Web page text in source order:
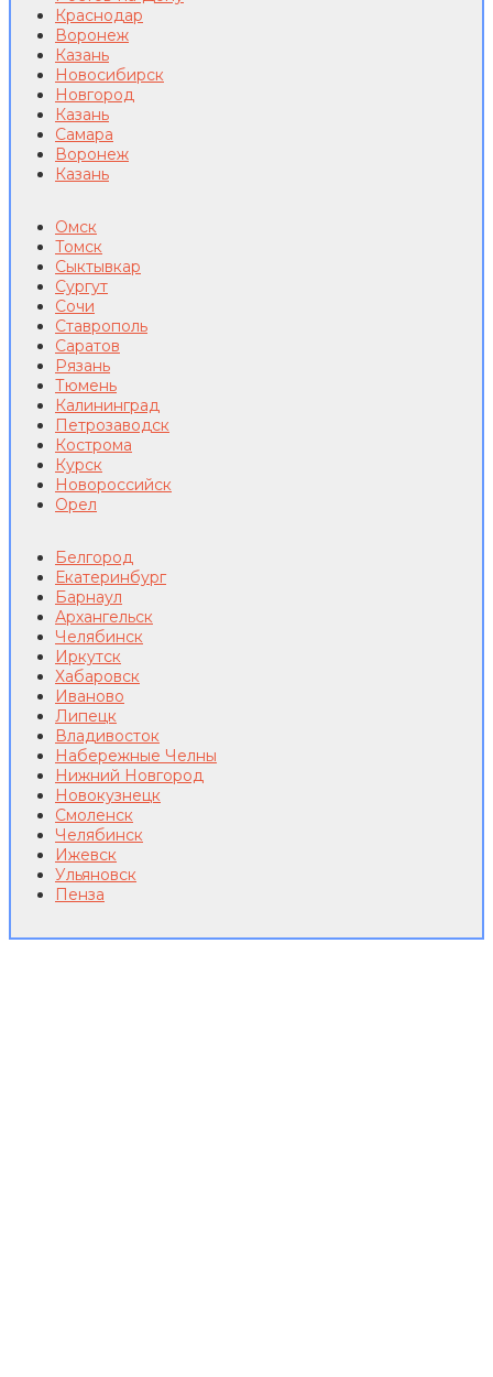
Краснодар
Воронеж
Казань
Новосибирск
Новгород
Казань
Самара
Воронеж
Казань
Омск
Томск
Сыктывкар
Сургут
Сочи
Ставрополь
Саратов
Рязань
Тюмень
Калининград
Петрозаводск
Кострома
Курск
Новороссийск
Орел
Белгород
Екатеринбург
Барнаул
Архангельск
Челябинск
Иркутск
Хабаровск
Иваново
Липецк
Владивосток
Набережные Челны
Нижний Новгород
Новокузнецк
Смоленск
Челябинск
Ижевск
Ульяновск
Пенза